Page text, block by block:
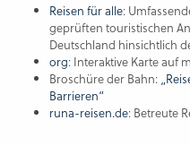
Reisen für alle:
geprüften touristischen
Deutschland hinsichtlich
org: Interaktive Karte auf
Broschüre der Bahn:
Barrieren“
runa-reisen.de: Betreute